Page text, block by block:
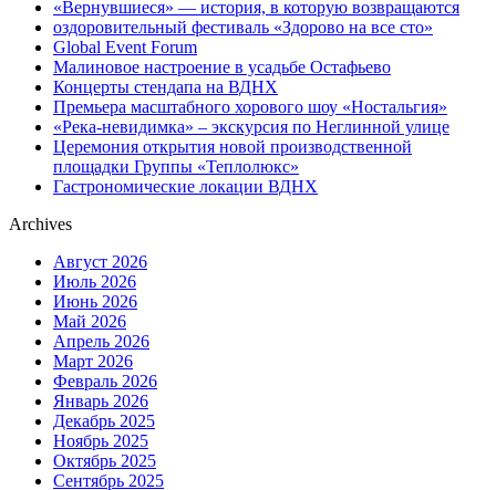
«Вернувшиеся» — история, в которую возвращаются
оздоровительный фестиваль «Здорово на все сто»
Global Event Forum
Малиновое настроение в усадьбе Остафьево
Концерты стендапа на ВДНХ
Премьера масштабного хорового шоу «Ностальгия»
«Река-невидимка» – экскурсия по Неглинной улице
Церемония открытия новой производственной
площадки Группы «Теплолюкс»
Гастрономические локации ВДНХ
Archives
Август 2026
Июль 2026
Июнь 2026
Май 2026
Апрель 2026
Март 2026
Февраль 2026
Январь 2026
Декабрь 2025
Ноябрь 2025
Октябрь 2025
Сентябрь 2025